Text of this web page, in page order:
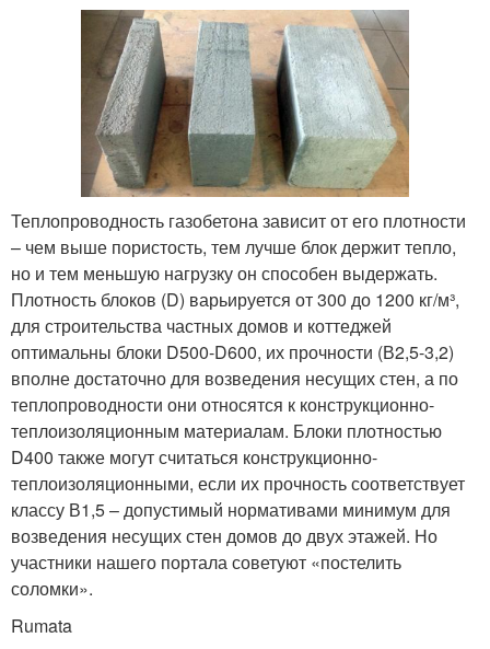
Теплопроводность газобетона зависит от его плотности
– чем выше пористость, тем лучше блок держит тепло,
но и тем меньшую нагрузку он способен выдержать.
Плотность блоков (D) варьируется от 300 до 1200 кг/м³,
для строительства частных домов и коттеджей
оптимальны блоки D500-D600, их прочности (В2,5-3,2)
вполне достаточно для возведения несущих стен, а по
теплопроводности они относятся к конструкционно-
теплоизоляционным материалам. Блоки плотностью
D400 также могут считаться конструкционно-
теплоизоляционными, если их прочность соответствует
классу В1,5 – допустимый нормативами минимум для
возведения несущих стен домов до двух этажей. Но
участники нашего портала советуют «постелить
соломки».
Rumata